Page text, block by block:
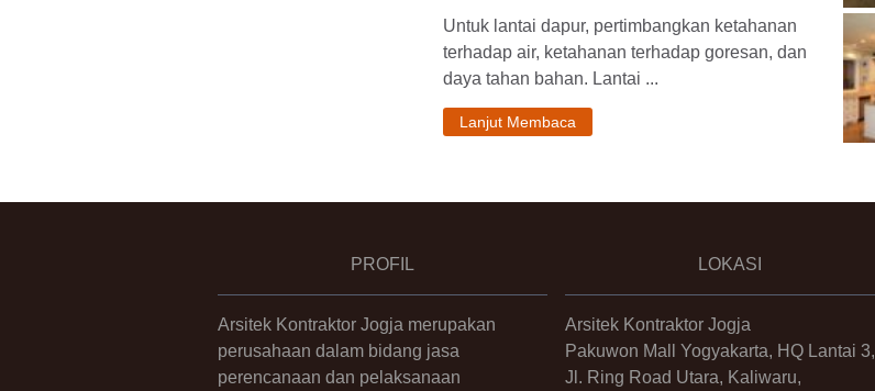
Untuk lantai dapur, pertimbangkan ketahanan
terhadap air, ketahanan terhadap goresan, dan
daya tahan bahan. Lantai ...
Lanjut Membaca
PROFIL
Arsitek Kontraktor Jogja merupakan
perusahaan dalam bidang jasa
perencanaan dan pelaksanaan
LOKASI
Arsitek Kontraktor Jogja
Pakuwon Mall Yogyakarta, HQ Lantai 3,
Jl. Ring Road Utara, Kaliwaru,